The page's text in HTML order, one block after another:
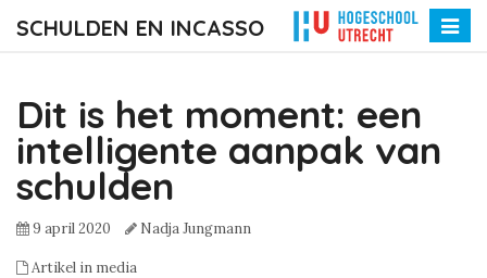
SCHULDEN EN INCASSO
Toggle
Dit is het moment: een
intelligente aanpak van
schulden
9 april 2020 Nadja Jungmann
Artikel in media